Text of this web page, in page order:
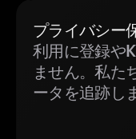
プライバシー
利用に登録や
ません。私た
ータを追跡し